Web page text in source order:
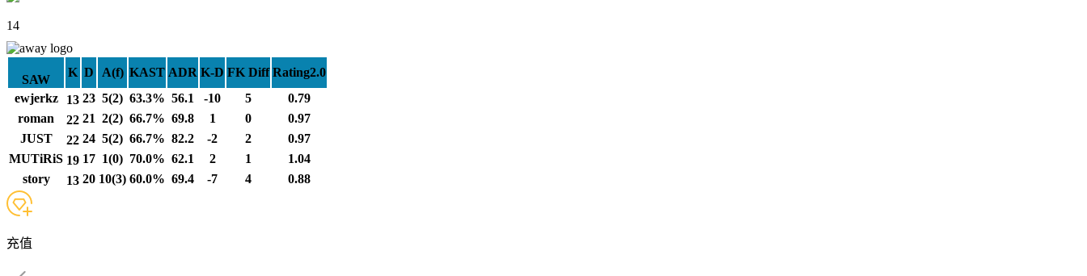
14
SAW
K D A(f) KAST ADR K-D FK Diff Rating2.0
ewjerkz
13 23 5(2) 63.3% 56.1 -10 5
0.79
roman
22 21 2(2) 66.7% 69.8 1 0
0.97
JUST
22 24 5(2) 66.7% 82.2 -2 2
0.97
MUTiRiS 19 17 1(0) 70.0% 62.1 2 1
1.04
story
13 20 10(3) 60.0% 69.4 -7 4 0.88
充值